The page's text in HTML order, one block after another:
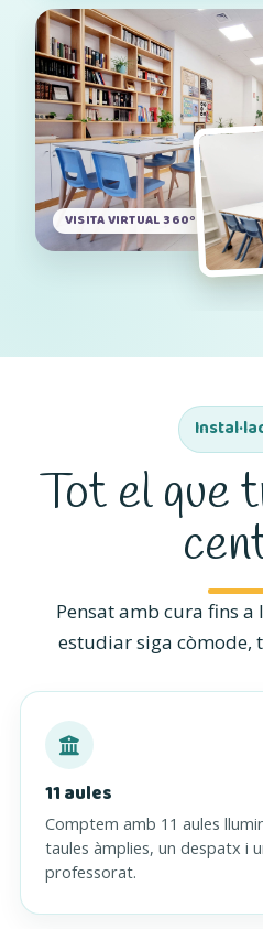
VISITA VIRTUAL 360º
Tot el que
Pensat amb cura fins
estudiar siga còmode,
11 aules
Comptem amb 11 aules
taules àmplies, un despatx i
professorat.